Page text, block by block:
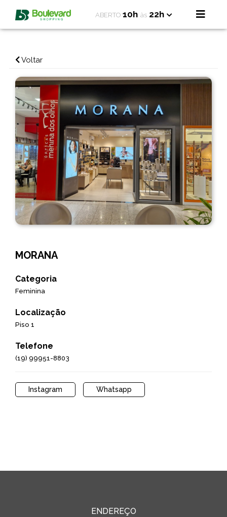
ABERTO 10h às 22h
Voltar
MORANA
Categoria
Feminina
Localização
Piso 1
Telefone
(19) 99951-8803
Instagram Whatsapp
ENDEREÇO